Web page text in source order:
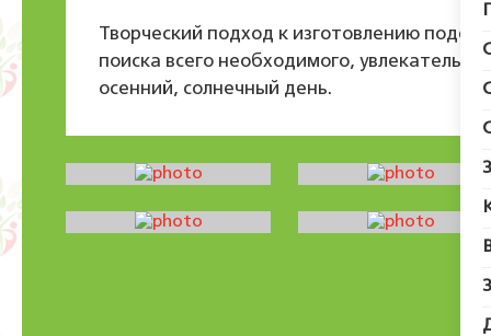
Творческий подход к изготовлению
поиска всего необходимого,
осенний, солнечный день.